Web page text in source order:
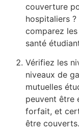
couverture
hospitaliers
comparez
santé
Vérifiez les
niveaux de
mutuelles
peuvent être
forfait, et
être couverts.